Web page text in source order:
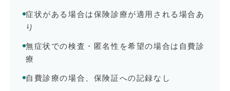
症状がある場合は保険診療が適用される場合あ
り
無症状での検査・匿名性を希望の場合は自費診
療
自費診療の場合、保険証への記録なし